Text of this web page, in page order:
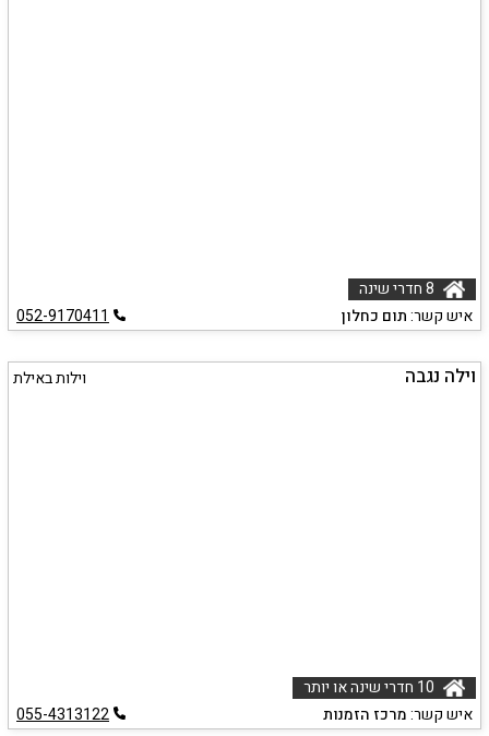
איש קשר:תום כחלון 052-9170411
וילה נגבה וילות באילת
איש קשר:מרכז הזמנות 055-4313122